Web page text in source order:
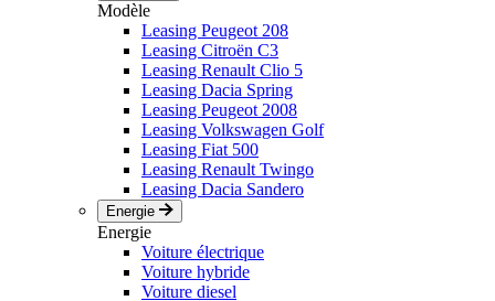
Modèle
Leasing Peugeot 208
Leasing Citroën C3
Leasing Renault Clio 5
Leasing Dacia Spring
Leasing Peugeot 2008
Leasing Volkswagen Golf
Leasing Fiat 500
Leasing Renault Twingo
Leasing Dacia Sandero
Energie
Energie
Voiture électrique
Voiture hybride
Voiture diesel